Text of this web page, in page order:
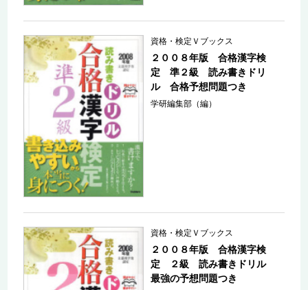
資格・検定Ｖブックス
２００８年版 合格漢字検
定 準２級 読み書きドリ
ル 合格予想問題つき
学研編集部（編）
資格・検定Ｖブックス
２００８年版 合格漢字検
定 ２級 読み書きドリル
最強の予想問題つき